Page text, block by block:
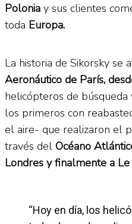
Polonia y sus clientes
toda Europa.
La historia de Sikorsky se
Aeronáutico de París,
helicópteros de búsqueda
los primeros con
el aire- que realizaron el
través del Océano
Londres y finalmente a
“Hoy en día, los